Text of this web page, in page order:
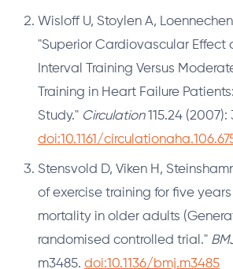
Wisloff U, Stoylen A,
"Superior Cardiovascular Effect
Interval Training Versus
Training in Heart Failure
Study." Circulation115.24
doi:10.1161/
Stensvold D, Viken H,
of exercise training for five
mortality in older adults
randomised controlled trial."
m3485. doi:10.1136/bmj.m3485